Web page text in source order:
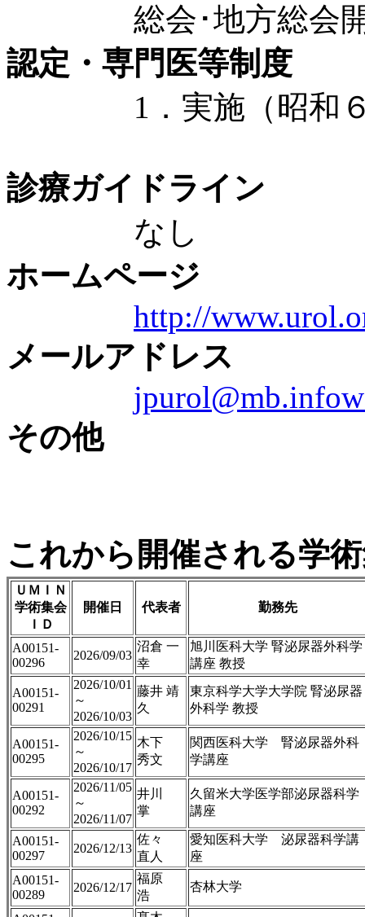
総会･地方総会開
認定・専門医等制度
1．実施（昭和
診療ガイドライン
なし
ホームページ
http://
メールアドレス
その他
これから開催される学
ＵＭＩＮ
学術集会
ＩＤ
開催日 代表者 勤務先
A00151-
00296
2026/09/03
沼倉 一
幸
旭川医科大学 腎泌尿器外科学
講座 教授
A00151-
00291
2026/10/01
～
2026/10/03
藤井 靖
久
東京科学大学大学院 腎泌尿器
外科学 教授
A00151-
00295
2026/10/15
～
2026/10/17
木下
秀文
関西医科大学 腎泌尿器外科
学講座
A00151-
00292
2026/11/05
～
2026/11/07
井川
掌
久留米大学医学部泌尿器科学
講座
A00151-
00297
2026/12/13
佐々
直人
愛知医科大学 泌尿器科学講
座
A00151-
00289
2026/12/17
福原
浩
杏林大学